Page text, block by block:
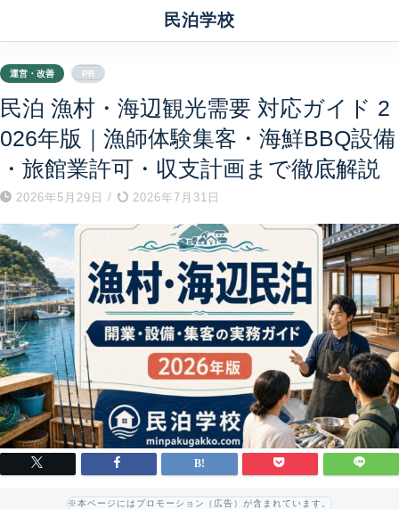
民泊学校
運営・改善 PR
民泊 漁村・海辺観光需要 対応ガイド 2
026年版｜漁師体験集客・海鮮BBQ設備
・旅館業許可・収支計画まで徹底解説
2026年5月29日 / 2026年7月31日
※本ページにはプロモーション（広告）が含まれています。